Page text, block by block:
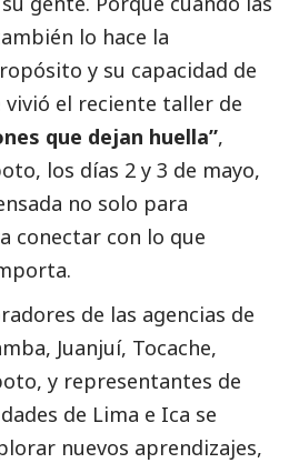
lo hace la
y su capacidad de
vivió el reciente taller de
que dejan huella”,
los días 2 y 3 de mayo,
no solo para
conectar con lo que
de las agencias de
Juanjuí, Tocache,
y representantes de
de Lima e Ica se
nuevos aprendizajes,